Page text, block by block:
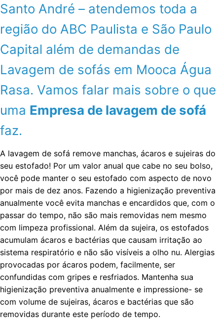
Santo André – atendemos toda a
região do ABC Paulista e São Paulo
Capital além de demandas de
Lavagem de sofás em Mooca Água
Rasa. Vamos falar mais sobre o que
uma Empresa de lavagem de sofá
faz.
A lavagem de sofá remove manchas, ácaros e sujeiras do
seu estofado! Por um valor anual que cabe no seu bolso,
você pode manter o seu estofado com aspecto de novo
por mais de dez anos. Fazendo a higienização preventiva
anualmente você evita manchas e encardidos que, com o
passar do tempo, não são mais removidas nem mesmo
com limpeza profissional. Além da sujeira, os estofados
acumulam ácaros e bactérias que causam irritação ao
sistema respiratório e não são visíveis a olho nu. Alergias
provocadas por ácaros podem, facilmente, ser
confundidas com gripes e resfriados. Mantenha sua
higienização preventiva anualmente e impressione- se
com volume de sujeiras, ácaros e bactérias que são
removidas durante este período de tempo.